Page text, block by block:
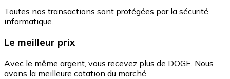
Toutes nos transactions sont protégées par la sécurité
informatique.
Le meilleur prix
Avec le même argent, vous recevez plus de DOGE. Nous
avons la meilleure cotation du marché.